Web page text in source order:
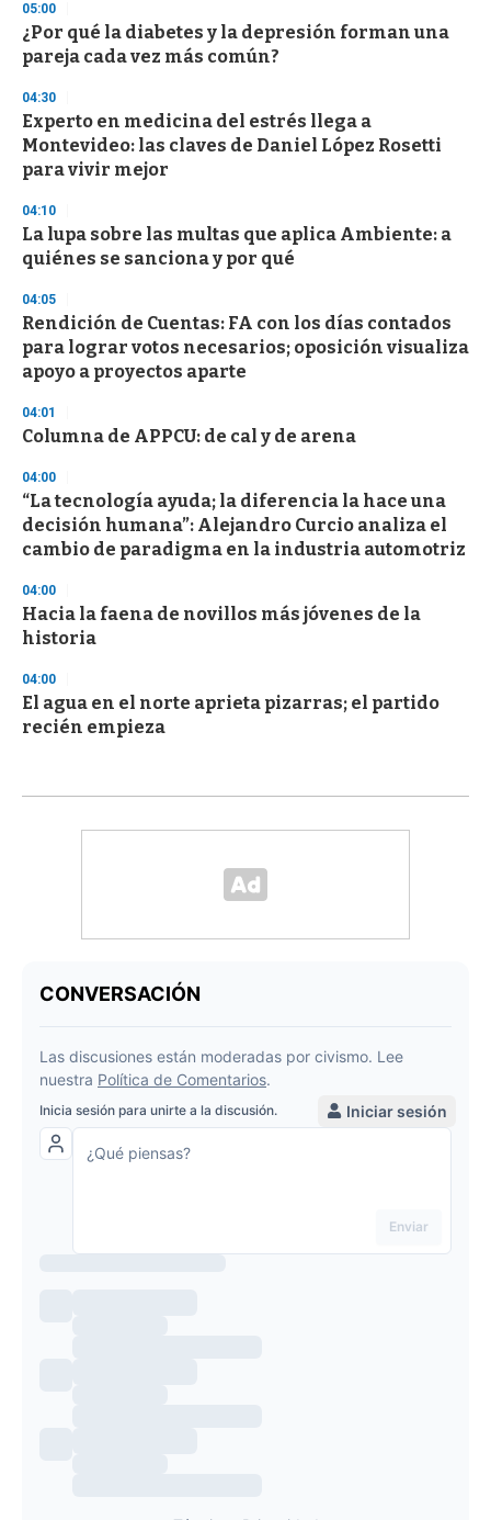
d
s
o
f
3
s
e
c
o
d
s
05:00
¿Por qué la diabetes y la depresión forman una
pareja cada vez más común?
04:30
Experto en medicina del estrés llega a
Montevideo: las claves de Daniel López Rosetti
para vivir mejor
04:10
La lupa sobre las multas que aplica Ambiente: a
quiénes se sanciona y por qué
04:05
Rendición de Cuentas: FA con los días contados
para lograr votos necesarios; oposición visualiza
apoyo a proyectos aparte
04:01
Columna de APPCU: de cal y de arena
04:00
“La tecnología ayuda; la diferencia la hace una
decisión humana”: Alejandro Curcio analiza el
cambio de paradigma en la industria automotriz
04:00
Hacia la faena de novillos más jóvenes de la
historia
04:00
El agua en el norte aprieta pizarras; el partido
recién empieza